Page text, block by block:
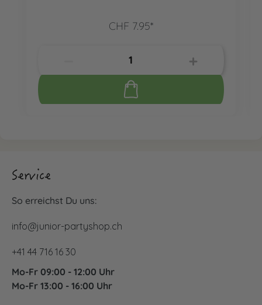
CHF 7.95*
Service
So erreichst Du uns:
info@junior-partyshop.ch
+41 44 716 16 30
Mo-Fr 09:00 - 12:00 Uhr
Mo-Fr 13:00 - 16:00 Uhr